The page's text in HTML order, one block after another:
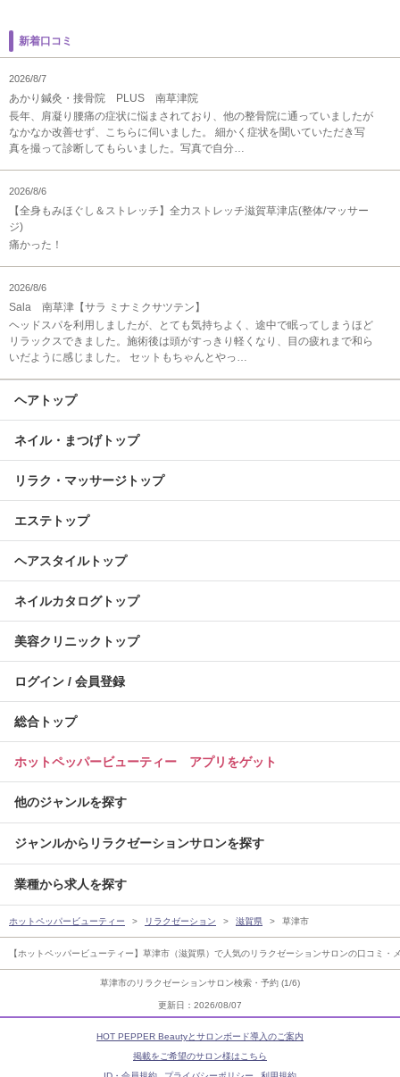
草津市のリラクゼーションサロン検索・予約 (1/6)
更新日：2026/08/07
新着口コミ
2026/8/7
あかり鍼灸・接骨院 PLUS 南草津院
長年、肩凝り腰痛の症状に悩まされており、他の整骨院に通っていましたが
なかなか改善せず、こちらに伺いました。 細かく症状を聞いていただき写
真を撮って診断してもらいました。写真で自分…
2026/8/6
【全身もみほぐし＆ストレッチ】全力ストレッチ滋賀草津店(整体/マッサー
ジ)
痛かった！
2026/8/6
Sala 南草津【サラ ミナミクサツテン】
ヘッドスパを利用しましたが、とても気持ちよく、途中で眠ってしまうほど
リラックスできました。施術後は頭がすっきり軽くなり、目の疲れまで和ら
いだように感じました。 セットもちゃんとやっ…
ヘアトップ
ネイル・まつげトップ
リラク・マッサージトップ
エステトップ
ヘアスタイルトップ
ネイルカタログトップ
美容クリニックトップ
ログイン / 会員登録
総合トップ
ホットペッパービューティー アプリをゲット
他のジャンルを探す
ジャンルからリラクゼーションサロンを探す
業種から求人を探す
ホットペッパービューティー リラクゼーション 滋賀県 草津市
【ホットペッパービューティー】草津市（滋賀県）で人気のリラクゼーションサロンの口コミ
HOT PEPPER Beautyとサロンボード導入のご案内
掲載をご希望のサロン様はこちら